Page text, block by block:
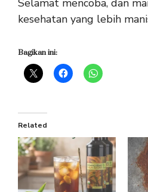
Selamat mencoba, dan
kesehatan yang lebih
Bagikan ini:
Related